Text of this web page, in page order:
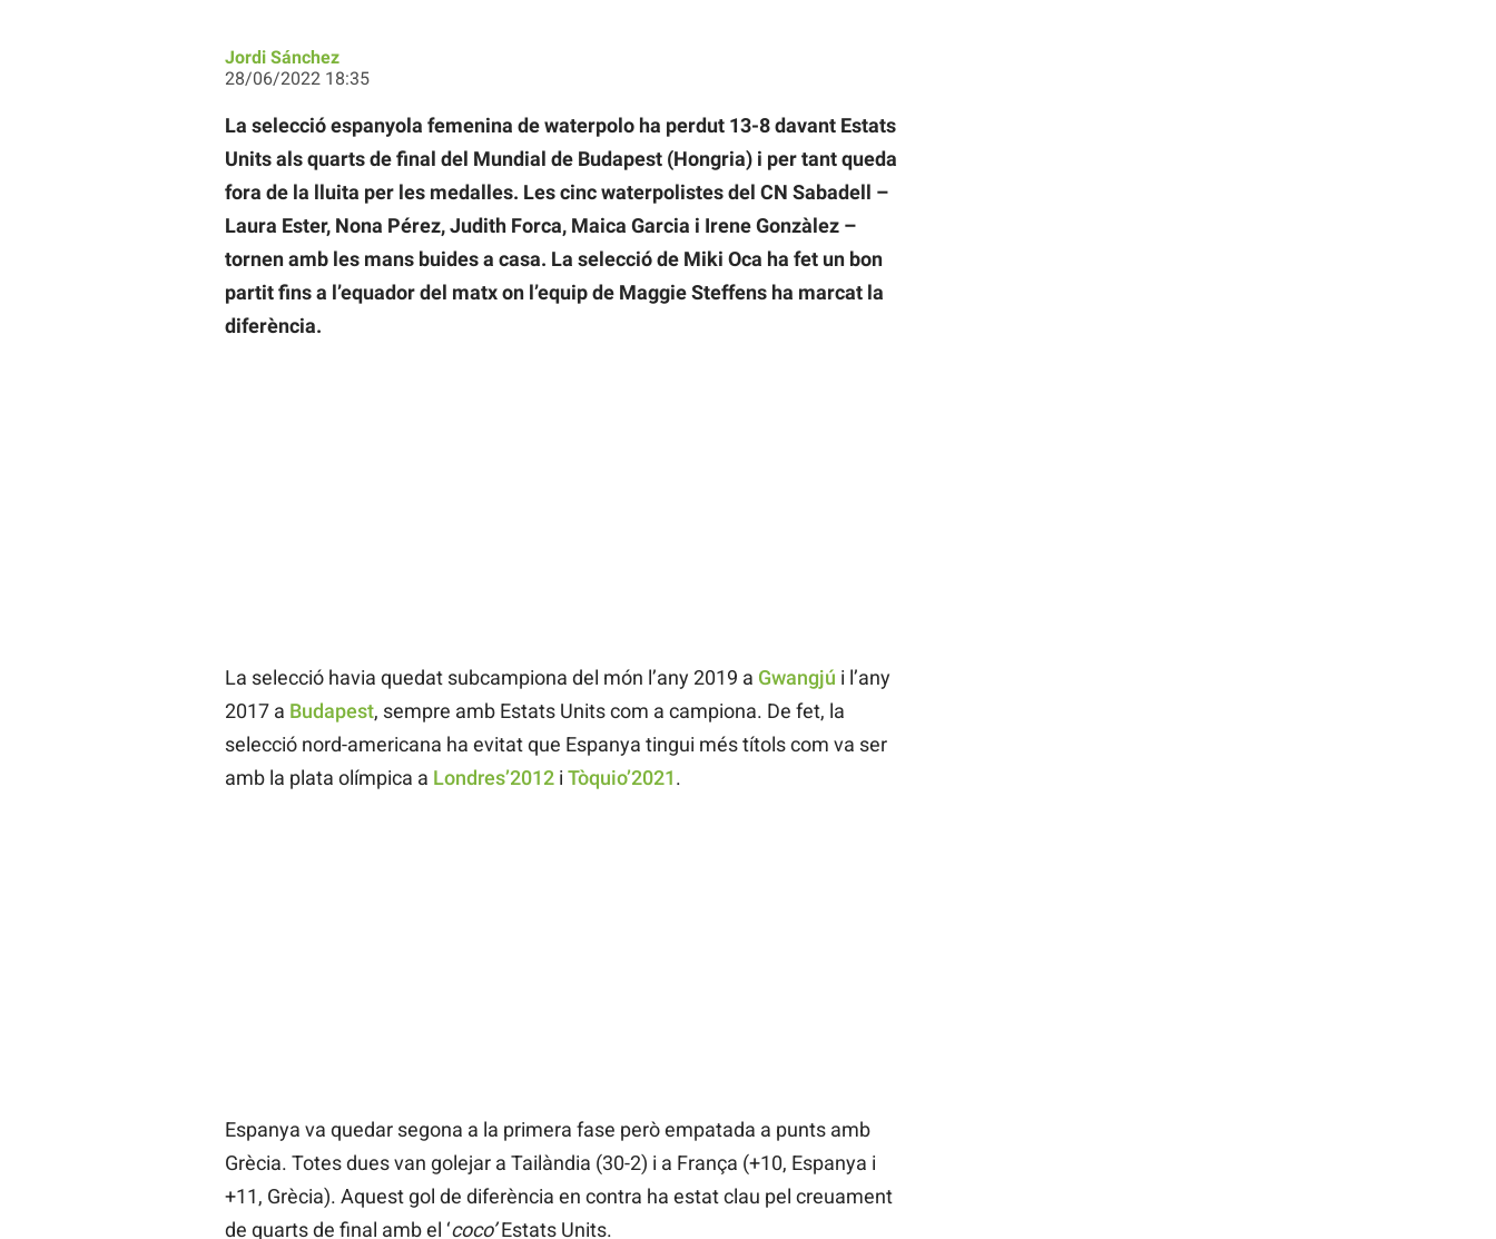
Jordi Sánchez
28/06/2022 18:35
La selecció espanyola femenina de waterpolo ha perdut 13-8 davant Estats
Units als quarts de final del Mundial de Budapest (Hongria) i per tant queda
fora de la lluita per les medalles. Les cinc waterpolistes del CN Sabadell –
Laura Ester, Nona Pérez, Judith Forca, Maica Garcia i Irene Gonzàlez –
tornen amb les mans buides a casa. La selecció de Miki Oca ha fet un bon
partit fins a l’equador del matx on l’equip de Maggie Steffens ha marcat la
diferència.
La selecció havia quedat subcampiona del món l’any 2019 a Gwangjú i l’any
2017 a Budapest, sempre amb Estats Units com a campiona. De fet, la
selecció nord-americana ha evitat que Espanya tingui més títols com va ser
amb la plata olímpica a Londres’2012i Tòquio’2021.
Espanya va quedar segona a la primera fase però empatada a punts amb
Grècia. Totes dues van golejar a Tailàndia (30-2) i a França (+10, Espanya i
+11, Grècia). Aquest gol de diferència en contra ha estat clau pel creuament
de quarts de final amb el ‘coco’Estats Units.